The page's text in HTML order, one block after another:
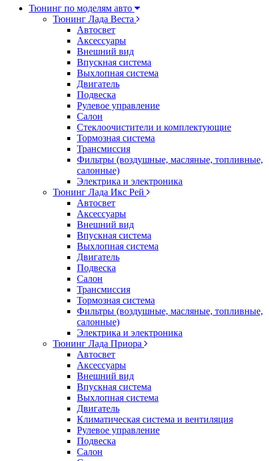
Тюнинг по моделям авто
Тюнинг Лада Веста
Автосвет
Аксессуары
Внешний вид
Впускная система
Выхлопная система
Двигатель
Подвеска
Рулевое управление
Салон
Стеклоочистители и комплектующие
Тормозная система
Трансмиссия
Фильтры (воздушные, масляные, топливные,
салонные)
Электрика и электроника
Тюнинг Лада Икс Рей
Автосвет
Аксессуары
Внешний вид
Впускная система
Выхлопная система
Двигатель
Подвеска
Салон
Трансмиссия
Тормозная система
Фильтры (воздушные, масляные, топливные,
салонные)
Электрика и электроника
Тюнинг Лада Приора
Автосвет
Аксессуары
Внешний вид
Впускная система
Выхлопная система
Двигатель
Климатическая система и вентиляция
Рулевое управление
Подвеска
Салон